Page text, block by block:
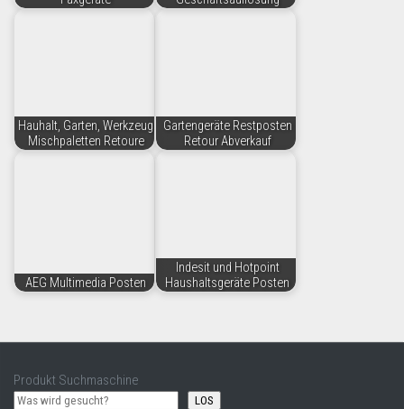
Hauhalt, Garten, Werkzeug
Mischpaletten Retoure
Gartengeräte Restposten
Retour Abverkauf
AEG Multimedia Posten
Indesit und Hotpoint
Haushaltsgeräte Posten
Produkt Suchmaschine
LOS